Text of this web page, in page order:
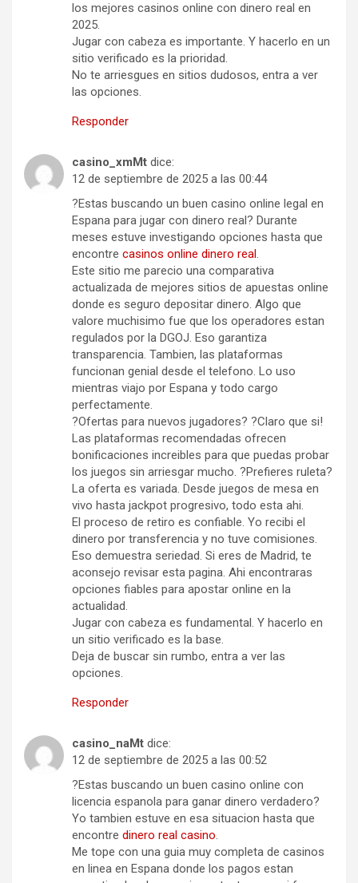
los mejores casinos online con dinero real en
2025.
Jugar con cabeza es importante. Y hacerlo en un
sitio verificado es la prioridad.
No te arriesgues en sitios dudosos, entra a ver
las opciones.
Responder
casino_xmMt dice:
12 de septiembre de 2025 a las 00:44
?Estas buscando un buen casino online legal en
Espana para jugar con dinero real? Durante
meses estuve investigando opciones hasta que
encontre casinos online dinero real.
Este sitio me parecio una comparativa
actualizada de mejores sitios de apuestas online
donde es seguro depositar dinero. Algo que
valore muchisimo fue que los operadores estan
regulados por la DGOJ. Eso garantiza
transparencia. Tambien, las plataformas
funcionan genial desde el telefono. Lo uso
mientras viajo por Espana y todo cargo
perfectamente.
?Ofertas para nuevos jugadores? ?Claro que si!
Las plataformas recomendadas ofrecen
bonificaciones increibles para que puedas probar
los juegos sin arriesgar mucho. ?Prefieres ruleta?
La oferta es variada. Desde juegos de mesa en
vivo hasta jackpot progresivo, todo esta ahi.
El proceso de retiro es confiable. Yo recibi el
dinero por transferencia y no tuve comisiones.
Eso demuestra seriedad. Si eres de Madrid, te
aconsejo revisar esta pagina. Ahi encontraras
opciones fiables para apostar online en la
actualidad.
Jugar con cabeza es fundamental. Y hacerlo en
un sitio verificado es la base.
Deja de buscar sin rumbo, entra a ver las
opciones.
Responder
casino_naMt dice:
12 de septiembre de 2025 a las 00:52
?Estas buscando un buen casino online con
licencia espanola para ganar dinero verdadero?
Yo tambien estuve en esa situacion hasta que
encontre dinero real casino.
Me tope con una guia muy completa de casinos
en linea en Espana donde los pagos estan